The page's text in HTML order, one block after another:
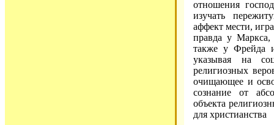
отношения
изучать
аффект мести,
правда у
также у Фрейда
указывая на
религиозных
очищающее и
сознание от
объекта
для христианства